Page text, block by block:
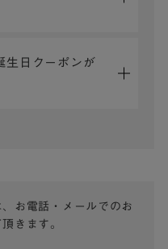
生日クーポンが
お電話・メールでのお
きます。